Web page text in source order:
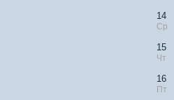
14
Ср
15
Чт
16
Пт